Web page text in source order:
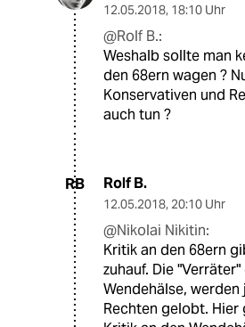
12.05.2018, 18:10 Uhr
@Rolf B.:
Weshalb sollte man
den 68ern wagen ?
Konservativen und
auch tun ?
RB Rolf B.
12.05.2018, 20:10 Uhr
@Nikolai Nikitin:
Kritik an den 68ern
zuhauf. Die
Wendehälse, werden
Rechten gelobt. Hier